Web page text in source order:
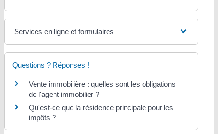
Services en ligne et formulaires
Questions ? Réponses !
Vente immobilière : quelles sont les obligations
de l'agent immobilier ?
Qu'est-ce que la résidence principale pour les
impôts ?